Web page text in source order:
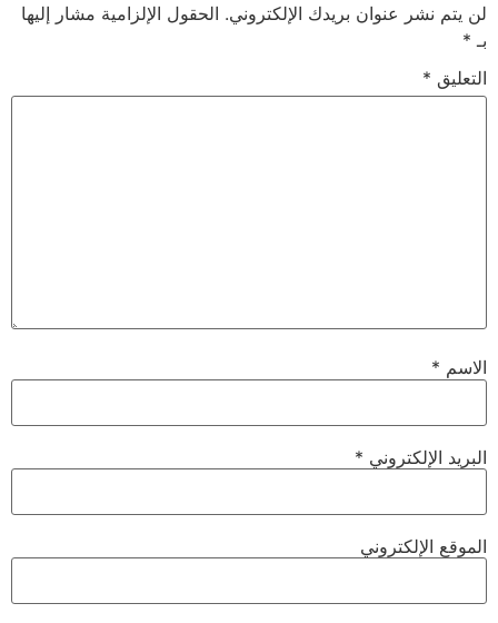
لن يتم نشر عنوان بريدك الإلكتروني. الحقول الإلزامية مشار إليها
بـ *
التعليق *
الاسم *
البريد الإلكتروني *
الموقع الإلكتروني